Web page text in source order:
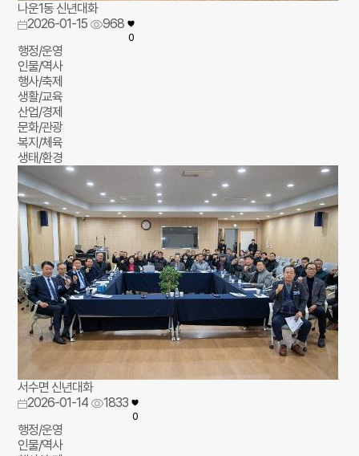
나운1동 신년대화
2026-01-15
968
0
행정/운영
인물/역사
행사/축제
생활/교육
산업/경제
문화/관광
복지/체육
생태/환경
서수면 신년대화
2026-01-14
1833
0
행정/운영
인물/역사